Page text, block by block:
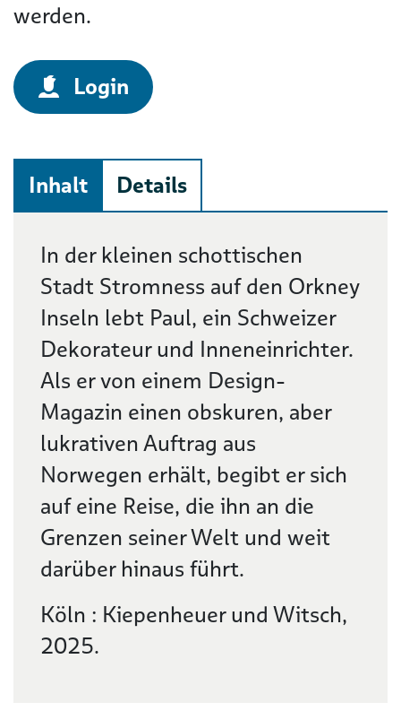
werden.
Login
Inhalt Details
Beschreibung
In der kleinen schottischen
Stadt Stromness auf den Orkney
Inseln lebt Paul, ein Schweizer
Dekorateur und Inneneinrichter.
Als er von einem Design-
Magazin einen obskuren, aber
lukrativen Auftrag aus
Norwegen erhält, begibt er sich
auf eine Reise, die ihn an die
Grenzen seiner Welt und weit
darüber hinaus führt.
Köln : Kiepenheuer und Witsch,
2025.